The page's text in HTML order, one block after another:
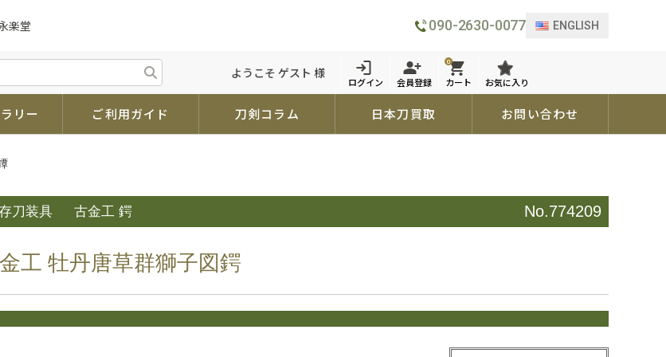
楽堂 090-2630-0077 ENGLISH
ようこそ ゲスト 様
ログイン 会員登録
0
カート お気に入り
リー ご利用ガイド 刀剣コラム 日本刀買取 お問い合わせ
刀装具 古金工 鍔 No.774209
工 牡丹唐草群獅子図鍔